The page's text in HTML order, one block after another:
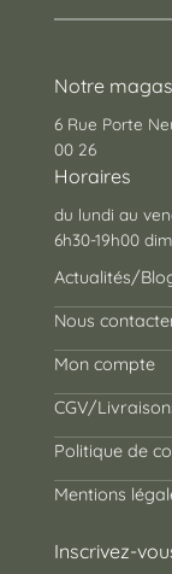
Notre
6 Rue Porte
00 26
Horaires
du lundi au
6h30-19h00
Actualités/
Nous
Mon compte
CGV/
Politique de
Mentions
Inscrivez-